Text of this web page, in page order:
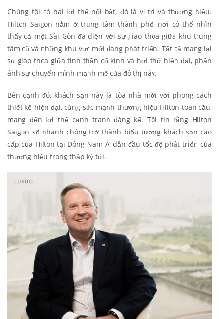
Chúng tôi có hai lợi thế nổi bật, đó là vị trí và thương hiệu.
Hilton Saigon nằm ở trung tâm thành phố, nơi có thể nhìn
thấy cả một Sài Gòn đa diện với sự giao thoa giữa khu trung
tâm cũ và những khu vực mới đang phát triển. Tất cả mang lại
sự giao thoa giữa tinh thần cổ kính và hơi thở hiện đại, phản
ánh sự chuyển mình mạnh mẽ của đô thị này.
Bên cạnh đó, khách sạn này là tòa nhà mới với phong cách
thiết kế hiện đại, cùng sức mạnh thương hiệu Hilton toàn cầu,
mang đến lợi thế cạnh tranh đáng kể. Tôi tin rằng Hilton
Saigon sẽ nhanh chóng trở thành biểu tượng khách sạn cao
cấp của Hilton tại Đông Nam Á, dẫn đầu tốc độ phát triển của
thương hiệu trong thập kỷ tới.